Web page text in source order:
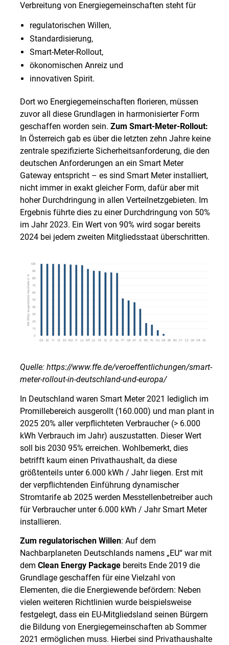
Verbreitung von Energiegemeinschaften steht für
regulatorischen Willen,
Standardisierung,
Smart-Meter-Rollout,
ökonomischen Anreiz und
innovativen Spirit.
Dort wo Energiegemeinschaften florieren, müssen
zuvor all diese Grundlagen in harmonisierter Form
geschaffen worden sein. Zum Smart-Meter-Rollout:
In Österreich gab es über die letzten zehn Jahre keine
zentrale spezifizierte Sicherheitsanforderung, die den
deutschen Anforderungen an ein Smart Meter
Gateway entspricht – es sind Smart Meter installiert,
nicht immer in exakt gleicher Form, dafür aber mit
hoher Durchdringung in allen Verteilnetzgebieten. Im
Ergebnis führte dies zu einer Durchdringung von 50%
im Jahr 2023. Ein Wert von 90% wird sogar bereits
2024 bei jedem zweiten Mitgliedsstaat überschritten.
Quelle: https://www.ffe.de/veroeffentlichungen/smart-
meter-rollout-in-deutschland-und-europa/
In Deutschland waren Smart Meter 2021 lediglich im
Promillebereich ausgerollt (160.000) und man plant in
2025 20% aller verpflichteten Verbraucher (> 6.000
kWh Verbrauch im Jahr) auszustatten. Dieser Wert
soll bis 2030 95% erreichen. Wohlbemerkt, dies
betrifft kaum einen Privathaushalt, da diese
größtenteils unter 6.000 kWh / Jahr liegen. Erst mit
der verpflichtenden Einführung dynamischer
Stromtarife ab 2025 werden Messtellenbetreiber auch
für Verbraucher unter 6.000 kWh / Jahr Smart Meter
installieren.
Zum regulatorischen Willen: Auf dem
Nachbarplaneten Deutschlands namens „EU“ war mit
dem Clean Energy Packagebereits Ende 2019 die
Grundlage geschaffen für eine Vielzahl von
Elementen, die die Energiewende befördern: Neben
vielen weiteren Richtlinien wurde beispielsweise
festgelegt, dass ein EU-Mitgliedsland seinen Bürgern
die Bildung von Energiegemeinschaften ab Sommer
2021 ermöglichen muss. Hierbei sind Privathaushalte